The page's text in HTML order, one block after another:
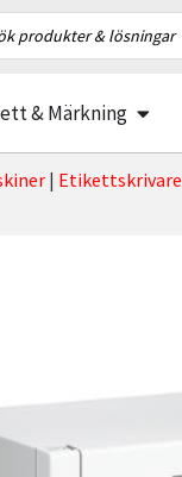
& Märkning
| Etikettskrivare